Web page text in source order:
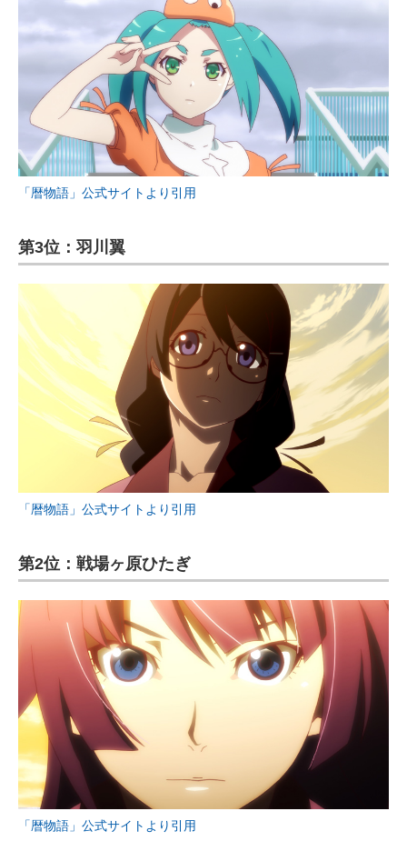
「暦物語」公式サイトより引用
第3位：羽川翼
「暦物語」公式サイトより引用
第2位：戦場ヶ原ひたぎ
「暦物語」公式サイトより引用